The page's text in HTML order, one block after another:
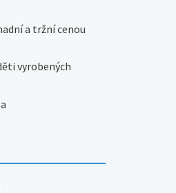
a tržní cenou
vyrobených